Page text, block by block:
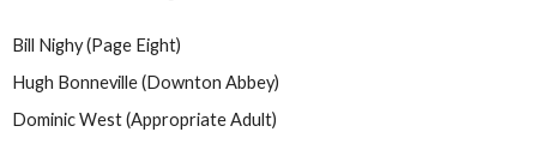
Bill Nighy (Page Eight)
Hugh Bonneville (Downton Abbey)
Dominic West (Appropriate Adult)